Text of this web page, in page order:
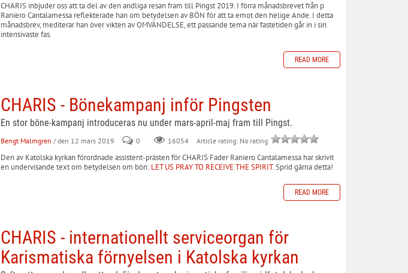
CHARIS inbjuder oss att ta del av den andliga resan fram till Pingst 2019. I förra månadsbrevet från p
Raniero Cantalamessa reflekterade han om betydelsen av BÖN för att ta emot den helige Ande. I detta
månadsbrev, mediterar han över vikten av OMVÄNDELSE, ett passande tema när fastetiden går in i sin
intensivaste fas.
READ MORE
CHARIS - Bönekampanj inför Pingsten
En stor böne-kampanj introduceras nu under mars-april-maj fram till Pingst.
Bengt Malmgren / den 12 mars 2019 0 16054 Article rating: No rating
Den av Katolska kyrkan förordnade assistent-prästen för CHARIS Fader Raniero Cantalamessa har skrivit
en undervisande text om betydelsen om bön: LET US PRAY TO RECEIVE THE SPIRIT. Sprid gärna detta!
READ MORE
CHARIS - internationellt serviceorgan för
Karismatiska förnyelsen i Katolska kyrkan